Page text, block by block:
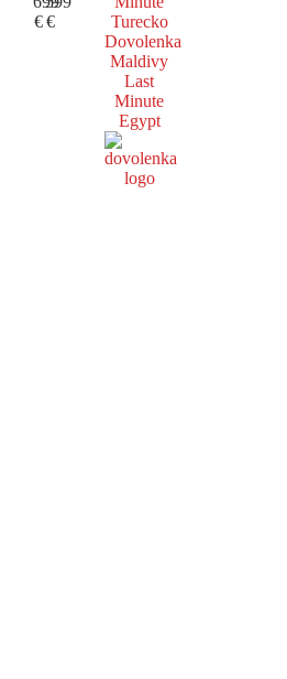
€€
Turecko
Dovolenka
Maldivy
Last
Minute
Egypt